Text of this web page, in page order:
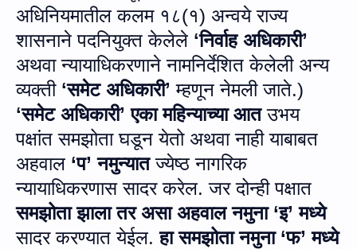
अधिनियमातील कलम १८(१) अन्वये राज्य
शासनाने पदनियुक्त केलेले ʻनिर्वाह अधिकारीʼ
अथवा न्यायाधिकरणाने नामनिर्देशित केलेली अन्य
व्यक्ती ʻसमेट अधिकारीʼ म्हणून नेमली जाते.)
ʻसमेट अधिकारीʼ एका महिन्याच्या आतउभय
पक्षांत समझोता घडून येतो अथवा नाही याबाबत
अहवाल ‘प’ नमुन्यातज्‍येष्‍ठ नागरिक
न्यायाधिकरणास सादर करेल.जर दोन्ही पक्षात
समझोता झाला तर असा अहवाल नमुना‘इ’ मध्ये
सादर करण्यात येईल. हा समझोता नमुना‘फ’ मध्ये